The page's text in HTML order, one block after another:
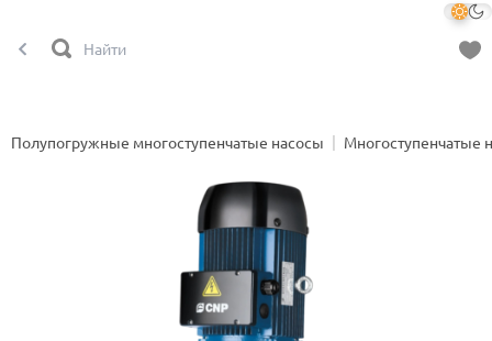
Полупогружные многоступенчатые насосы Многоступенчатые